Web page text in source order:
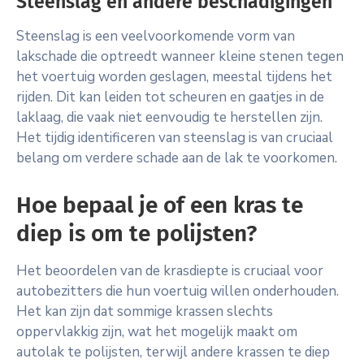
Steenslag is een veelvoorkomende vorm van
lakschade die optreedt wanneer kleine stenen tegen
het voertuig worden geslagen, meestal tijdens het
rijden. Dit kan leiden tot scheuren en gaatjes in de
laklaag, die vaak niet eenvoudig te herstellen zijn.
Het tijdig identificeren van steenslag is van cruciaal
belang om verdere schade aan de lak te voorkomen.
Hoe bepaal je of een kras te
diep is om te polijsten?
Het beoordelen van de krasdiepte is cruciaal voor
autobezitters die hun voertuig willen onderhouden.
Het kan zijn dat sommige krassen slechts
oppervlakkig zijn, wat het mogelijk maakt om
autolak te polijsten, terwijl andere krassen te diep